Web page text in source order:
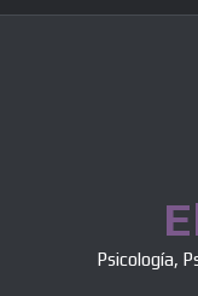
Psicología,